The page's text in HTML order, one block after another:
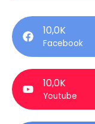
10,0K
Facebook
10,0K
Youtube